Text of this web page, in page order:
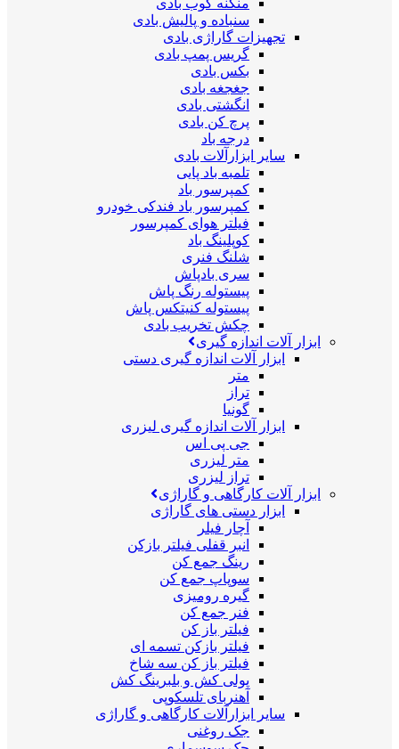
منگنه کوب بادی
سنباده و پالیش بادی
تجهیزات گاراژی بادی
گریس پمپ بادی
بکس بادی
جغجغه بادی
انگشتی بادی
پرچ کن بادی
درجه باد
سایر ابزارآلات بادی
تلمبه باد پایی
کمپرسور باد
کمپرسور باد فندکی خودرو
فیلتر هوای کمپرسور
کوپلینگ باد
شلنگ فنری
سری بادپاش
پیستوله رنگ پاش
پیستوله کنیتکس پاش
چکش تخریب بادی
ابزار آلات اندازه گیری
ابزار آلات اندازه گیری دستی
متر
تراز
گونیا
ابزار آلات اندازه گیری لیزری
جی پی اس
متر لیزری
تراز لیزری
ابزار آلات کارگاهی و گاراژی
ابزار دستی های گاراژی
آچار فیلر
انبر قفلی فیلتر بازکن
رینگ جمع کن
سوپاپ جمع کن
گیره رومیزی
فنر جمع کن
فیلتر باز کن
فیلتر بازکن تسمه ای
فیلتر باز کن سه شاخ
پولی کش و بلبرینگ کش
آهنربای تلسکوپی
سایر ابزارآلات کارگاهی و گاراژی
جک روغنی